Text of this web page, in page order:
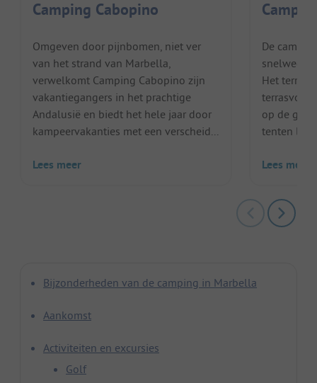
Camping Cabopino
Omgeven door pijnbomen, niet ver
van het strand van Marbella,
verwelkomt Camping Cabopino zijn
vakantiegangers in het prachtige
Andalusië en biedt het hele jaar door
kampeervakanties met een verscheid...
Lees meer
De
snelweg,
Het terrein
op de
tenten
Lees meer
Bijzonderheden van de camping in Marbella
Aankomst
Activiteiten en excursies
Golf